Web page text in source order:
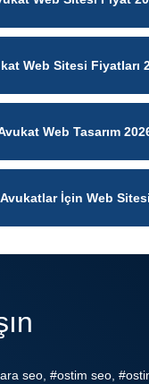
Web Sitesi Fiyatları
Web Tasarım
Avukatlar İçin Web Sitesi
seo, #ostim seo,